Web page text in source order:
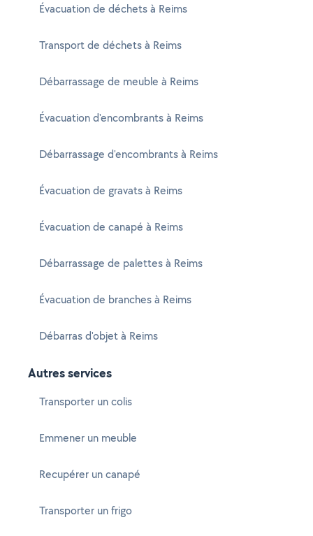
Évacuation de déchets à Reims
Transport de déchets à Reims
Débarrassage de meuble à Reims
Évacuation d'encombrants à Reims
Débarrassage d'encombrants à Reims
Évacuation de gravats à Reims
Évacuation de canapé à Reims
Débarrassage de palettes à Reims
Évacuation de branches à Reims
Débarras d'objet à Reims
Autres services
Transporter un colis
Emmener un meuble
Recupérer un canapé
Transporter un frigo